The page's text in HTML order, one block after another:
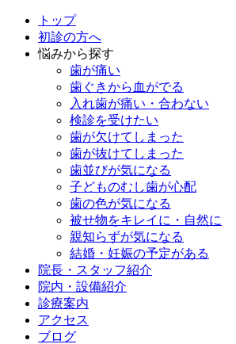
トップ
初診の方へ
悩みから探す
歯が痛い
歯ぐきから血がでる
入れ歯が痛い・合わない
検診を受けたい
歯が欠けてしまった
歯が抜けてしまった
歯並びが気になる
子どものむし歯が心配
歯の色が気になる
被せ物をキレイに・自然に
親知らずが気になる
結婚・妊娠の予定がある
院長・スタッフ紹介
院内・設備紹介
診療案内
アクセス
ブログ